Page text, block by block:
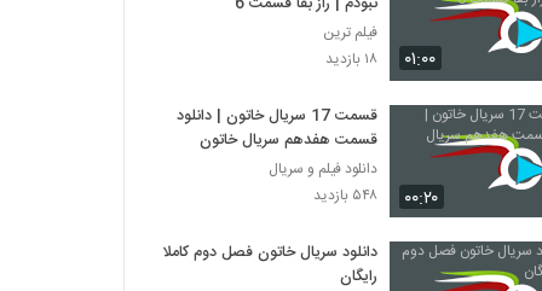
۰۱:۰۰
فیلم ترین
۱۸ بازدید
۰۰:۲۰
قسمت 17 سریال خاتون | دانلود
قسمت هفدهم سریال خاتون
دانلود فیلم و سریال
۵۴۸ بازدید
دانلود سریال خاتون فصل دوم کاملا
رایگان